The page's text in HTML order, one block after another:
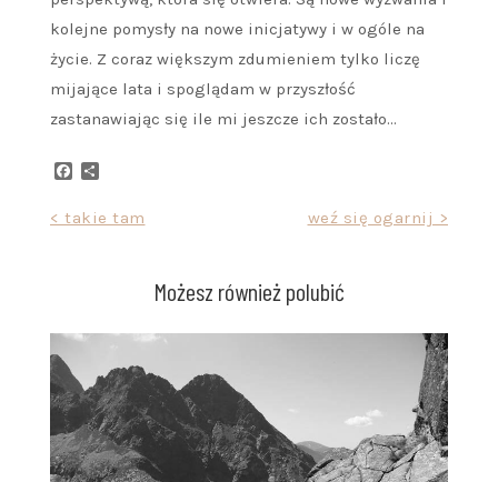
kolejne pomysły na nowe inicjatywy i w ogóle na
życie. Z coraz większym zdumieniem tylko liczę
mijające lata i spoglądam w przyszłość
zastanawiając się ile mi jeszcze ich zostało…
Facebook
Nawigacja< takie tam weź się ogarnij >
Możesz również polubić